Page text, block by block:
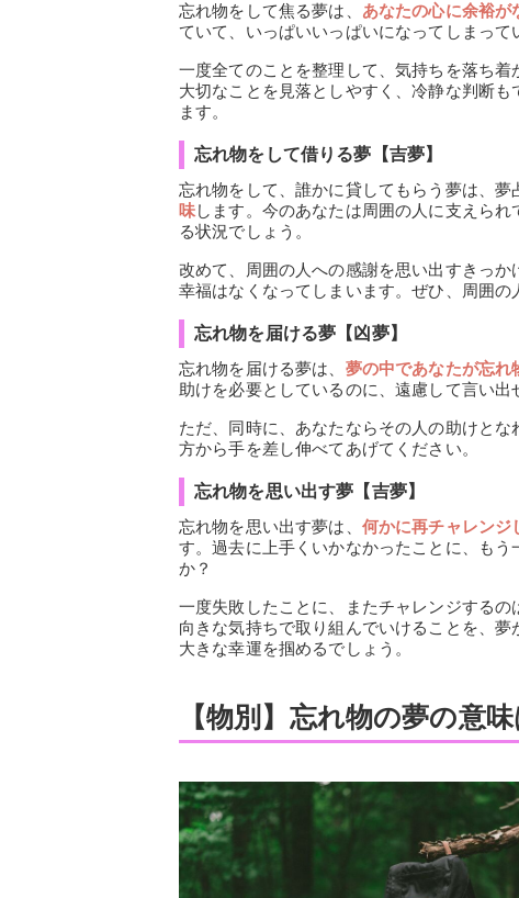
忘れ物をして焦る夢は、 あなたの心に余裕が
ていて、いっぱいいっぱいになってしまって
一度全てのことを整理して、気持ちを落ち着
大切なことを見落としやすく、冷静な判断
ます。
忘れ物をして借りる夢【吉夢】
忘れ物をして、誰かに貸してもらう夢は、夢
味します。今のあなたは周囲の人に支えら
る状況でしょう。
改めて、周囲の人への感謝を思い出すきっ
幸福はなくなってしまいます。ぜひ、周囲の
忘れ物を届ける夢【凶夢】
忘れ物を届ける夢は、 夢の中であなたが忘れ
助けを必要としているのに、遠慮して言い出
ただ、同時に、あなたならその人の助けと
方から手を差し伸べてあげてください。
忘れ物を思い出す夢【吉夢】
忘れ物を思い出す夢は、 何かに再チャレンジ
す。過去に上手くいかなかったことに、も
か？
一度失敗したことに、またチャレンジする
向きな気持ちで取り組んでいけることを、夢
大きな幸運を掴めるでしょう。
【物別】忘れ物の夢の意味